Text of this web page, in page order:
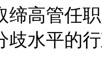
缔高管任
歧水平的